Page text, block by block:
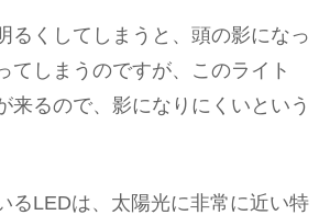
るくしてしまうと、頭の影になっ
てしまうのですが、このライト
来るので、影になりにくいという
るLEDは、太陽光に非常に近い特